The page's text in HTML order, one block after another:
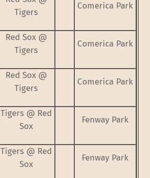
Tigers
Comerica Park
Red Sox @
Tigers
Comerica Park
Red Sox @
Tigers
Comerica Park
Tigers @ Red
Sox
Fenway Park
Tigers @ Red
Sox
Fenway Park